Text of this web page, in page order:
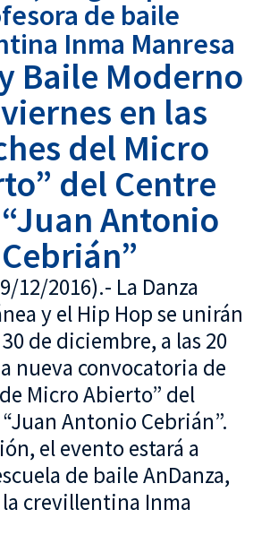
de baile
Inma Manresa
Baile Moderno
en las
del Micro
del Centre
Antonio
Cebrián”
12/2016).- La Danza
y el Hip Hop se unirán
de diciembre, a las 20
nueva convocatoria de
Micro Abierto” del
Antonio Cebrián”.
el evento estará a
de baile AnDanza,
crevillentina Inma